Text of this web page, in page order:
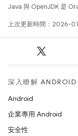
Java 與 OpenJDK 是
上次更新時間：2026-
深入瞭解 ANDROID
Android
企業專用 Android
安全性